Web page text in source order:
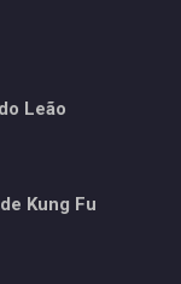
Leão
Kung Fu